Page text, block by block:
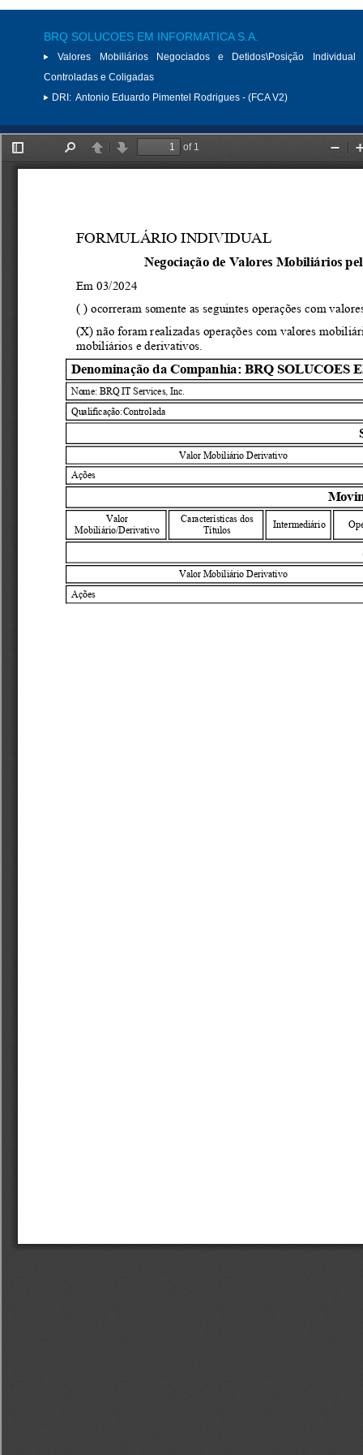
BRQ SOLUCOES EM INFORMATICA S.A.
Valores Mobiliários Negociados e Detidos\Posição
Controladas e Coligadas
DRI: Antonio Eduardo Pimentel Rodrigues - (FCA V2)